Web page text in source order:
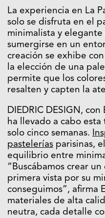
La experiencia en La
solo se disfruta en el
minimalista y
sumergirse en un
creación se exhibe
la elección de una
permite que los
resalten y capten la
DIEDRIC DESIGN,
ha llevado a cabo
solo cinco semanas.
pastelerías parisinas,
equilibrio entre
“Buscábamos crear
primera vista por su
conseguimos”, afirma
materiales de alta
neutra, cada detalle